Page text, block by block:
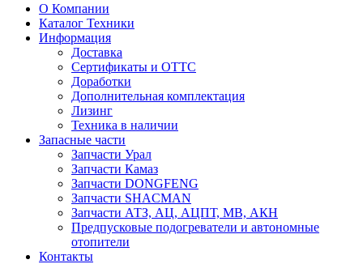
О Компании
Каталог Техники
Информация
Доставка
Сертификаты и ОТТС
Доработки
Дополнительная комплектация
Лизинг
Техника в наличии
Запасные части
Запчасти Урал
Запчасти Камаз
Запчасти DONGFENG
Запчасти SHACMAN
Запчасти АТЗ, АЦ, АЦПТ, МВ, АКН
Предпусковые подогреватели и автономные
отопители
Контакты